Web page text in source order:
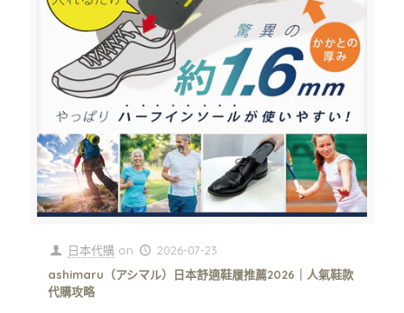
日本代購 on
2026-07-23
ashimaru（アシマル）日本舒適鞋履推薦2026｜人氣鞋款
代購攻略